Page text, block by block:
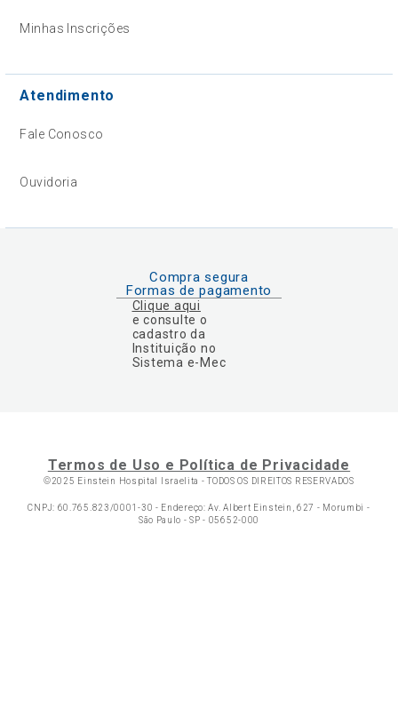
Minhas Inscrições
Atendimento
Fale Conosco
Ouvidoria
Compra segura
Formas de pagamento
Clique aqui
e consulte o
cadastro da
Instituição no
Sistema e-Mec
Termos de Uso e Política de Privacidade
©2025 Einstein Hospital Israelita -TODOS OS DIREITOS RESERVADOS
CNPJ: 60.765.823/0001-30 - Endereço: Av. Albert Einstein, 627 - Morumbi -
São Paulo - SP - 05652-000